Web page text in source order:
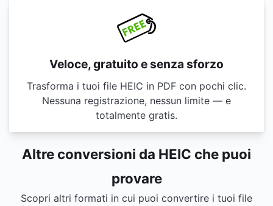
Veloce, gratuito e senza sforzo
Trasforma i tuoi file HEIC in PDF con pochi clic.
Nessuna registrazione, nessun limite — e
totalmente gratis.
Altre conversioni da HEIC che puoi
provare
Scopri altri formati in cui puoi convertire i tuoi file